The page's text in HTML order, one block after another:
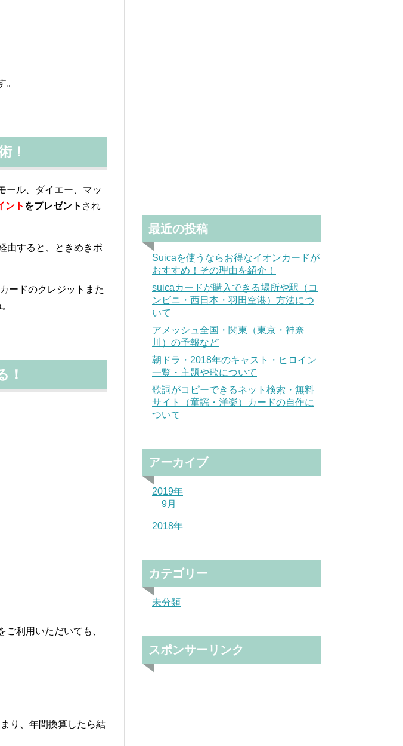
。
！
ール、ダイエー、マッ
ント をプレゼント され
由すると、ときめきポ
ードのクレジットまた
！
利用いただいても、
り、年間換算したら結
最近の投稿
Suicaを使うならお得なイオンカードが
おすすめ！その理由を紹介！
suicaカードが購入できる場所や駅（コ
ンビニ・西日本・羽田空港）方法につ
いて
アメッシュ全国・関東（東京・神奈
川）の予報など
朝ドラ・2018年のキャスト・ヒロイン
一覧・主題や歌について
歌詞がコピーできるネット検索・無料
サイト（童謡・洋楽）カードの自作に
ついて
アーカイブ
2019年
9月
2018年
カテゴリー
未分類
スポンサーリンク